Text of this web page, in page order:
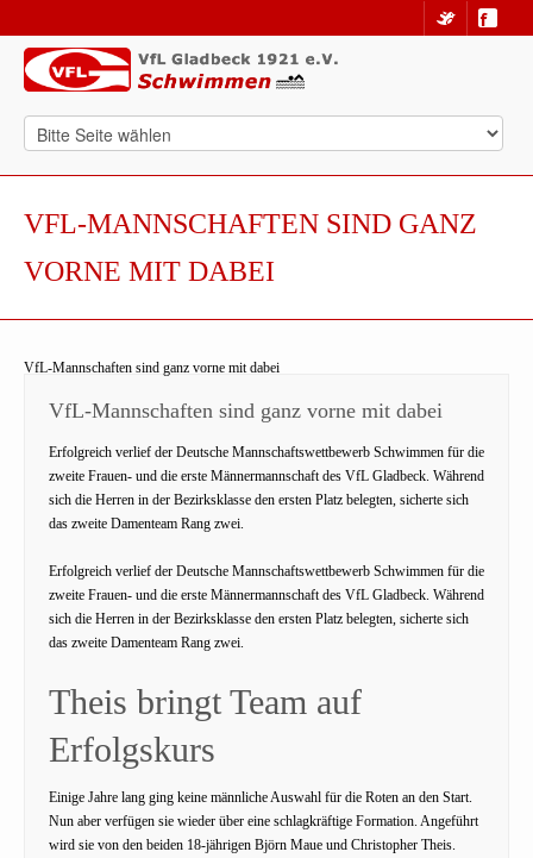
VFL-MANNSCHAFTEN SIND GANZ
VORNE MIT DABEI
VfL-Mannschaften sind ganz vorne mit dabei
VfL-Mannschaften sind ganz vorne mit dabei
Erfolgreich verlief der Deutsche Mannschaftswettbewerb Schwimmen für die
zweite Frauen- und die erste Männermannschaft des VfL Gladbeck. Während
sich die Herren in der Bezirksklasse den ersten Platz belegten, sicherte sich
das zweite Damenteam Rang zwei.
Erfolgreich verlief der Deutsche Mannschaftswettbewerb Schwimmen für die
zweite Frauen- und die erste Männermannschaft des VfL Gladbeck. Während
sich die Herren in der Bezirksklasse den ersten Platz belegten, sicherte sich
das zweite Damenteam Rang zwei.
Theis bringt Team auf
Erfolgskurs
Einige Jahre lang ging keine männliche Auswahl für die Roten an den Start.
Nun aber verfügen sie wieder über eine schlagkräftige Formation. Angeführt
wird sie von den beiden 18-jährigen Björn Maue und Christopher Theis.